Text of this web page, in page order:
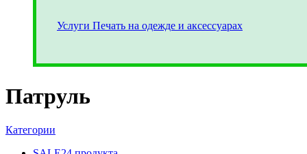
Услуги Печать на одежде и аксессуарах
Патруль
Категории